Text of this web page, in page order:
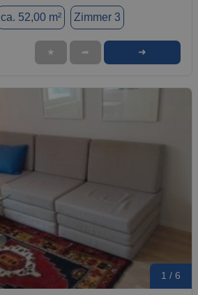
ca. 52,00 m² Zimmer 3
★ ➦ ➜
1 / 6